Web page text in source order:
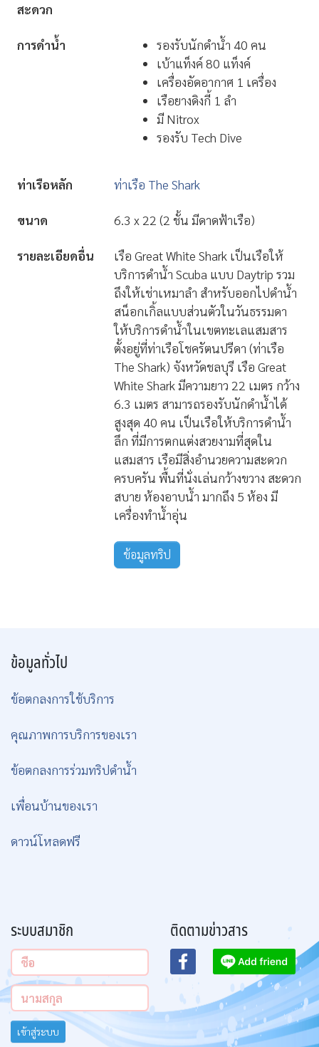
สะดวก
การดำน้ำ
รองรับนักดำน้ำ 40 คน
เบ้าแท็งค์ 80 แท็งค์
เครื่องอัดอากาศ 1 เครื่อง
เรือยางดิงกี้ 1 ลำ
มี Nitrox
รองรับ Tech Dive
ท่าเรือหลัก ท่าเรือ The Shark
ขนาด 6.3 x 22 (2 ชั้น มีดาดฟ้าเรือ)
รายละเอียดอื่น
เรือ Great White Shark เป็นเรือให้
บริการดำน้ำ Scuba แบบ Daytrip รวม
ถึงให้เช่าเหมาลำ สำหรับออกไปดำน้ำ
สน็อกเกิ้ลแบบส่วนตัวในวันธรรมดา
ให้บริการดำน้ำในเขตทะเลแสมสาร
ตั้งอยู่ที่ท่าเรือโชครัตนปรีดา (ท่าเรือ
The Shark) จังหวัดชลบุรี เรือ Great
White Shark มีความยาว 22 เมตร กว้าง
6.3 เมตร สามารถรองรับนักดำน้ำได้
สูงสุด 40 คน เป็นเรือให้บริการดำน้ำ
ลึก ที่มีการตกแต่งสวยงามที่สุดใน
แสมสาร เรือมีสิ่งอำนวยความสะดวก
ครบครัน พื้นที่นั่งเล่นกว้างขวาง สะดวก
สบาย ห้องอาบน้ำ มากถึง 5 ห้อง มี
เครื่องทำน้ำอุ่น
ข้อมูลทริป
ข้อมูลทั่วไป
ข้อตกลงการใช้บริการ
คุณภาพการบริการของเรา
ข้อตกลงการร่วมทริปดำน้ำ
เพื่อนบ้านของเรา
ดาวน์โหลดฟรี
ระบบสมาชิก
เข้าสู่ระบบ
ติดตามข่าวสาร